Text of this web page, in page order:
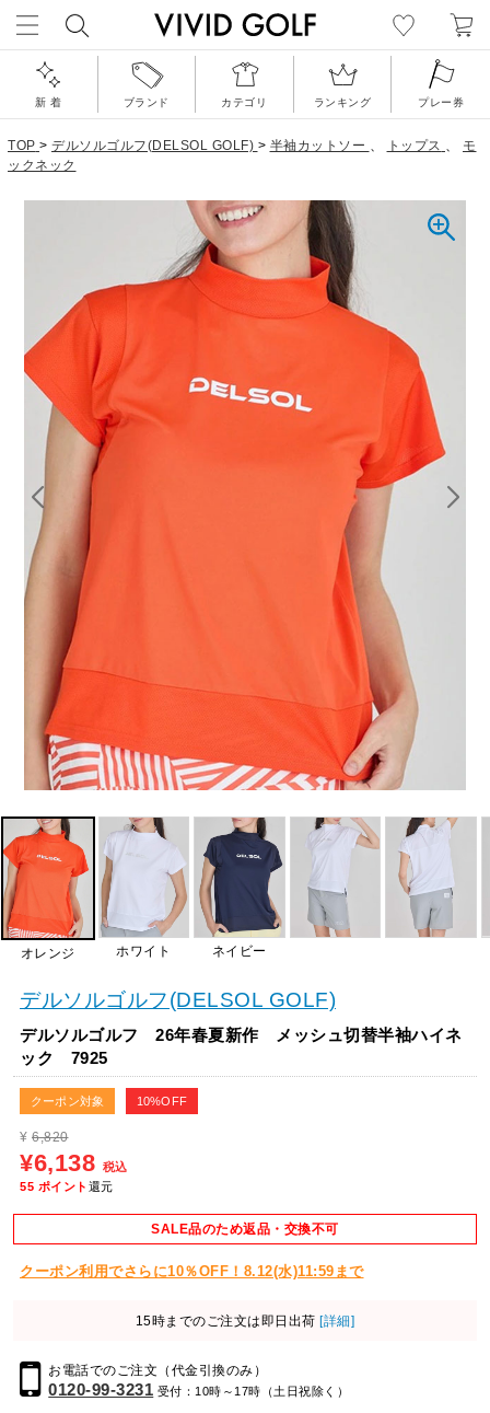
新 着 ブランド カテゴリ ランキング プレー券
TOP > デルソルゴルフ(DELSOL GOLF) > 半袖カットソー 、 トップス 、 モ
ックネック
オレンジ ホワイト ネイビー
デルソルゴルフ(DELSOL GOLF)
デルソルゴルフ 26年春夏新作 メッシュ切替半袖ハイネ
ック 7925
クーポン対象 10%OFF
¥ 6,820
¥6,138 税込
55 ポイント 還元
SALE品のため返品・交換不可
クーポン利用でさらに10％OFF！8.12(水)11:59まで
15時までのご注文は即日出荷 [詳細]
お電話でのご注文（代金引換のみ）
0120-99-3231 受付：10時～17時（土日祝除く）